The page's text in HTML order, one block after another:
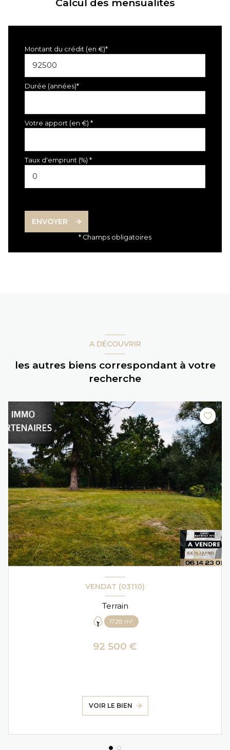
Montant du crédit (en €)*
Durée (années)*
Votre apport (en €) *
Taux d'emprunt (%) *
ENVOYER
* Champs obligatoires
A DÉCOUVRIR
les autres biens correspondant à votre
recherche
VENDAT (03110)
Terrain
1728 m²
92 500 €
VOIR LE BIEN